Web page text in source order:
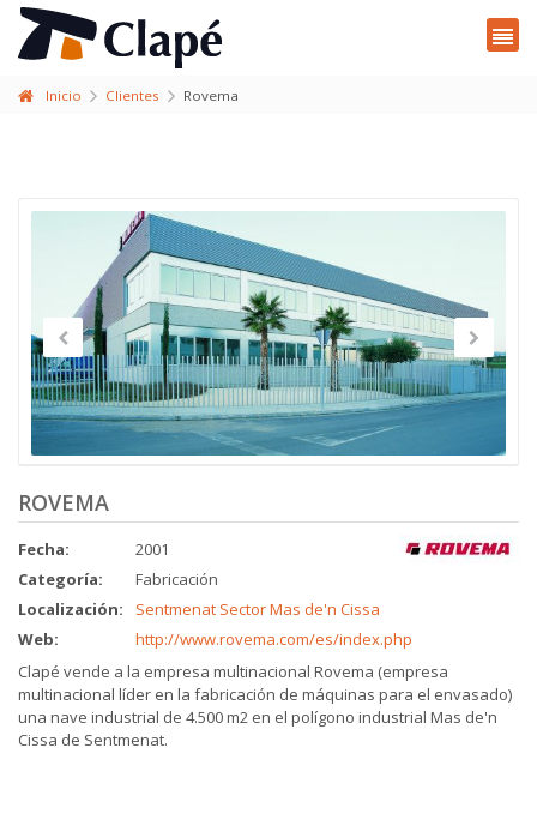
Inicio Clientes Rovema
ROVEMA
Fecha:
2001
Categoría:
Fabricación
Localización:
Sentmenat Sector Mas de'n Cissa
Web:
http://www.rovema.com/es/index.php
Clapé vende a la empresa multinacional Rovema (empresa
multinacional líder en la fabricación de máquinas para el envasado)
una nave industrial de 4.500 m2 en el polígono industrial Mas de'n
Cissa de Sentmenat.